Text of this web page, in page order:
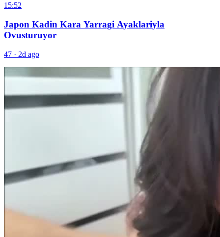
15:52
Japon Kadin Kara Yarragi Ayaklariyla
Ovusturuyor
47 · 2d ago